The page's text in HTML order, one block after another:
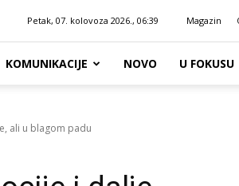
Petak, 07. kolovoza 2026., 06:39 Magazin
KOMUNIKACIJE NOVO U FOKUSU
ali u blagom padu